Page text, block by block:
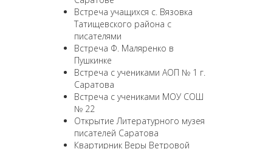
Встреча учащихся с. Вязовка
Татищевского района с
писателями
Встреча Ф. Маляренко в
Пушкинке
Встреча с учениками АОП № 1 г.
Саратова
Встреча с учениками МОУ СОШ
№ 22
Открытие Литературного музея
писателей Саратова
Квартирник Веры Ветровой